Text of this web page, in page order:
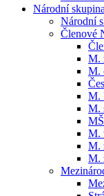
Národní
Národní
Členové
M.
M.
M.
M.
M.
M.
M.